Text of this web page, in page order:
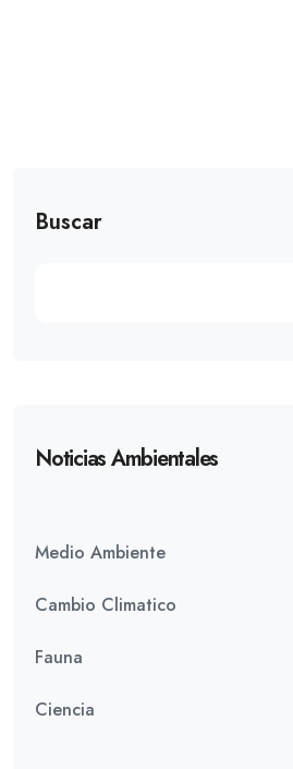
Buscar
Noticias Ambientales
Medio Ambiente
Cambio Climatico
Fauna
Ciencia